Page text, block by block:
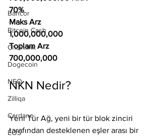
Bancor
Bitcoin Cash
Chainlink
Dogecoin
NEO
Zilliqa
Cardano
EOS
70%
Maks Arz
1,000,000,000
Toplam Arz
700,000,000
NKN Nedir?
Yeni Tür Ağ, yeni bir tür blok zinciri
tarafından desteklenen eşler arası bir